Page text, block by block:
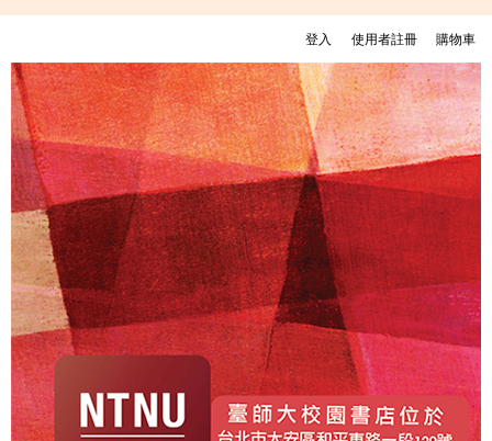
購物車
使用者註冊
登入